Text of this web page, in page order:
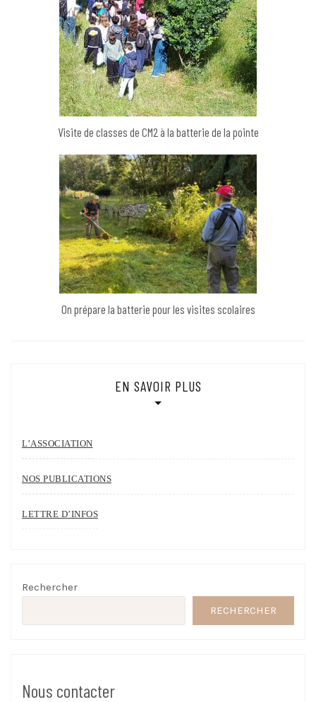
Visite de classes de CM2 à la batterie de la pointe
On prépare la batterie pour les visites scolaires
EN SAVOIR PLUS
L’ASSOCIATION
NOS PUBLICATIONS
LETTRE D’INFOS
Rechercher
RECHERCHER
Nous contacter